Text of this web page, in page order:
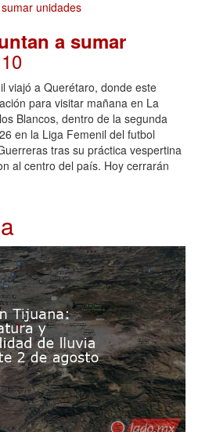
a sumar
viajó a Querétaro, donde este
para visitar mañana en La
Blancos, dentro de la segunda
en la Liga Femenil del futbol
tras su práctica vespertina
al centro del país. Hoy cerrarán